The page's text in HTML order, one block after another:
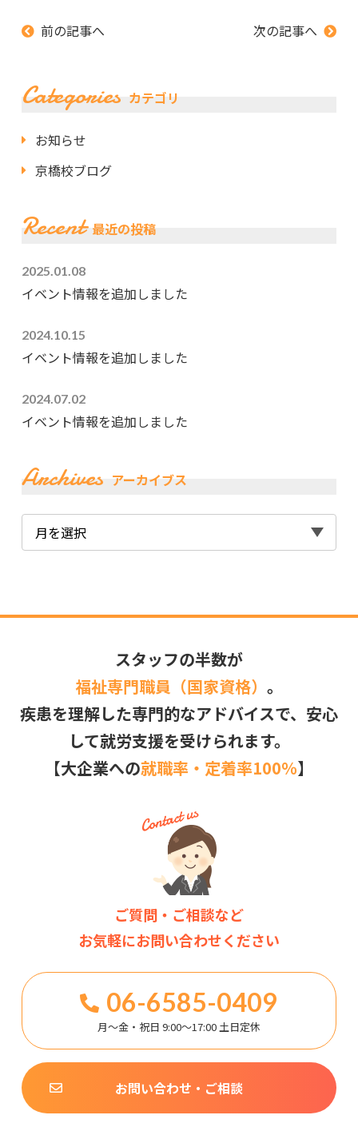
前の記事へ 次の記事へ
Categories カテゴリ
お知らせ
京橋校ブログ
Recent 最近の投稿
2025.01.08
イベント情報を追加しました
2024.10.15
イベント情報を追加しました
2024.07.02
イベント情報を追加しました
Archives アーカイブス
スタッフの半数が
福祉専門職員（国家資格） 。
疾患を理解した専門的なアドバイスで、安心
して就労支援を受けられます。
【大企業への就職率・定着率100％】
ご質問・ご相談など
お気軽にお問い合わせください
06-6585-0409
月～金・祝日 9:00～17:00 土日定休
お問い合わせ・ご相談